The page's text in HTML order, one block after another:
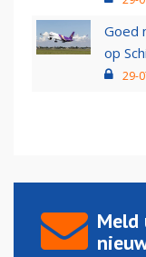
Goed
op
29-
Meld